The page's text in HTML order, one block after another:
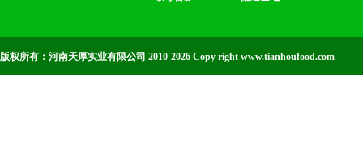
版权所有：河南天厚实业有限公司 2010-2026 Copy right www.tianhoufood.com